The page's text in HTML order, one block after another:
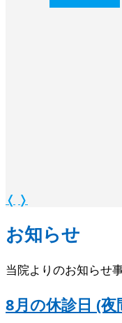
❬ ❭
お知らせ
当院よりのお知らせ
8月の休診日 (